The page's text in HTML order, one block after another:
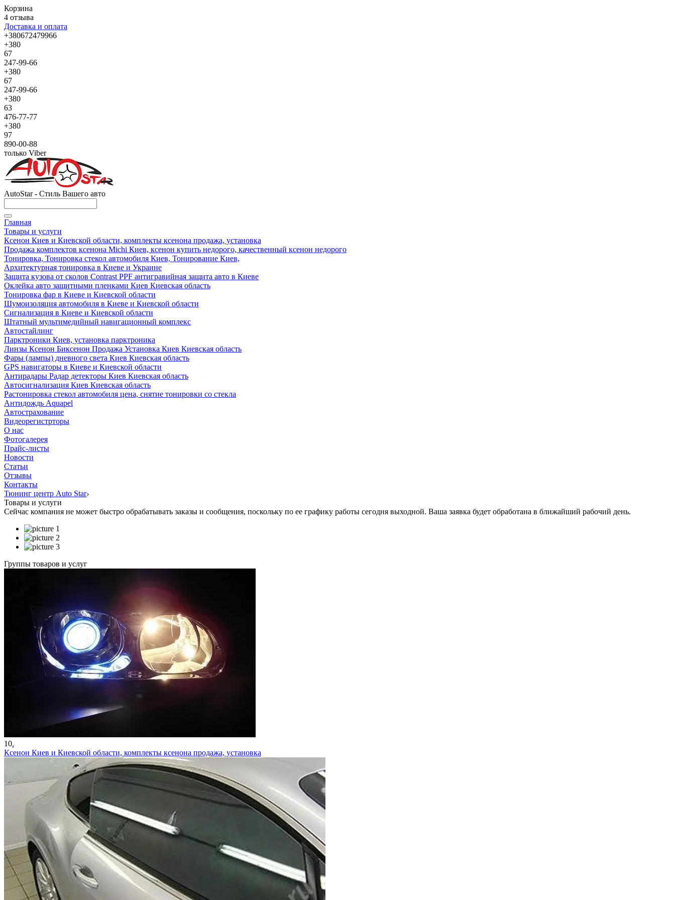
Корзина
4 отзыва
Доставка и оплата
+380672479966
+380
67
247-99-66
+380
67
247-99-66
+380
63
476-77-77
+380
97
890-00-88
только Viber
AutoStar - Стиль Вашего авто
Главная
Товары и услуги
Ксенон Киев и Киевской области, комплекты ксенона продажа, установка
Продажа комплектов ксенона Michi Киев, ксенон купить недорого, качественный ксенон недорого
Тонировка, Тонировка стекол автомобиля Киев, Тонирование Киев,
Архитектурная тонировка в Киеве и Украине
Защита кузова от сколов Contrast PPF антигравийная защита авто в Киеве
Оклейка авто защитными пленками Киев Киевская область
Тонировка фар в Киеве и Киевской области
Шумоизоляция автомобиля в Киеве и Киевской области
Сигнализация в Киеве и Киевской области
Штатный мультимедийный навигационный комплекс
Автостайлинг
Парктроники Киев, установка парктроника
Линзы Ксенон Биксенон Продажа Установка Киев Киевская область
Фары (лампы) дневного света Киев Киевская область
GPS навигаторы в Киеве и Киевской области
Антирадары Радар детекторы Киев Киевская область
Автосигнализация Киев Киевская область
Растонировка стекол автомобиля цена, снятие тонировки со стекла
Антидождь Aquapel
Автострахование
Видеорегистрторы
О нас
Фотогалерея
Прайс-листы
Новости
Статьи
Отзывы
Контакты
Тюнинг центр Auto Star›
Товары и услуги
Сейчас компания не может быстро обрабатывать заказы и сообщения, поскольку по ее графику работы сегодня выходной. Ваша заявка будет обработана в ближайший рабочий день.
Группы товаров и услуг
10.
Ксенон Киев и Киевской области, комплекты ксенона продажа, установка